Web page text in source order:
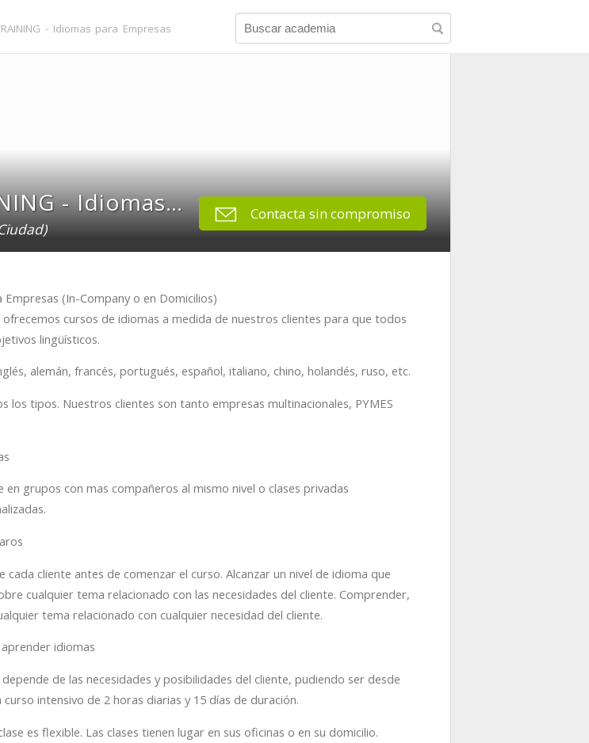
- Idiomas para Empresas
IDIOMAS TRAINING - Idiomas para Empresas Contacta sin compromiso
(In-Company o en Domicilios)
ofrecemos cursos de idiomas a medida de nuestros clientes para que todos
lingüísticos.
alemán, francés, portugués, español, italiano, chino, holandés, ruso, etc.
los tipos. Nuestros clientes son tanto empresas multinacionales, PYMES
en grupos con mas compañeros al mismo nivel o clases privadas
cada cliente antes de comenzar el curso. Alcanzar un nivel de idioma que
cualquier tema relacionado con las necesidades del cliente. Comprender,
tema relacionado con cualquier necesidad del cliente.
idiomas
de las necesidades y posibilidades del cliente, pudiendo ser desde
intensivo de 2 horas diarias y 15 días de duración.
es flexible. Las clases tienen lugar en sus oficinas o en su domicilio.